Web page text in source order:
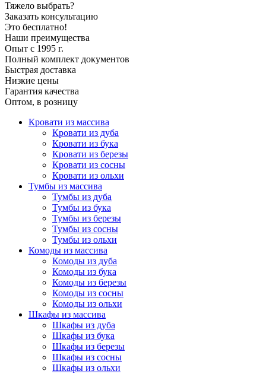
Тяжело выбрать?
Заказать консультацию
Это бесплатно!
Наши преимущества
Опыт с 1995 г.
Полный комплект документов
Быстрая доставка
Низкие цены
Гарантия качества
Оптом, в розницу
Кровати из массива
Кровати из дуба
Кровати из бука
Кровати из березы
Кровати из сосны
Кровати из ольхи
Тумбы из массива
Тумбы из дуба
Тумбы из бука
Тумбы из березы
Тумбы из сосны
Тумбы из ольхи
Комоды из массива
Комоды из дуба
Комоды из бука
Комоды из березы
Комоды из сосны
Комоды из ольхи
Шкафы из массива
Шкафы из дуба
Шкафы из бука
Шкафы из березы
Шкафы из сосны
Шкафы из ольхи